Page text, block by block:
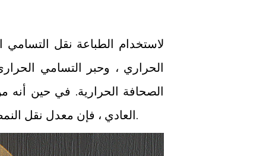
الحراري ، وحبر التسامي
الصحافة الحرارية. في حين أنه
باستخدام ورق A4 العادي ، فإن معدل نقل النمط المطبوع منخفض وفرق اللون كبير.